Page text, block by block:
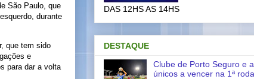
São Paulo, que
durante
que tem sido
e
para dar a volta
DAS 12HS AS 14HS
DESTAQUE
Clube de Porto Seguro e
únicos a vencer na 1ª